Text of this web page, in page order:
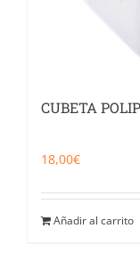
CUBETA
18,00€
Añadir al carrito